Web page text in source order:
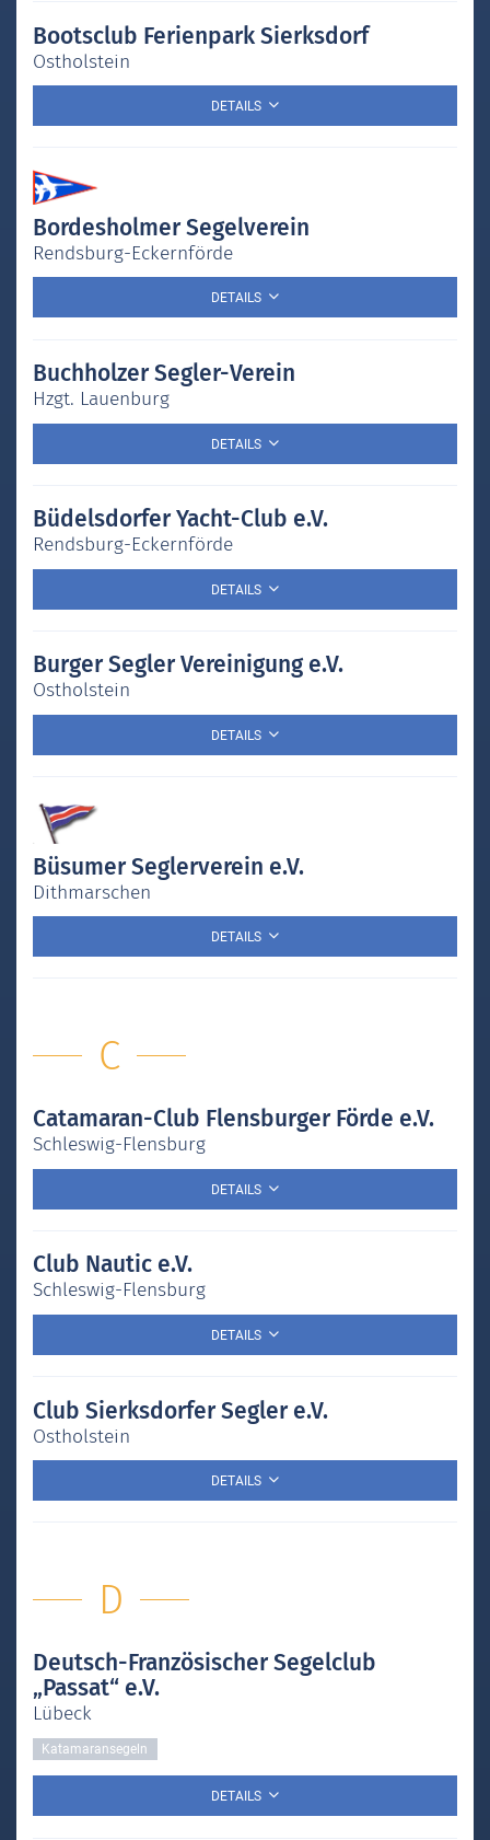
Bootsclub Ferienpark Sierksdorf
Ostholstein
DETAILS
Bordesholmer Segelverein
Rendsburg-Eckernförde
DETAILS
Buchholzer Segler-Verein
Hzgt. Lauenburg
DETAILS
Büdelsdorfer Yacht-Club e.V.
Rendsburg-Eckernförde
DETAILS
Burger Segler Vereinigung e.V.
Ostholstein
DETAILS
Büsumer Seglerverein e.V.
Dithmarschen
DETAILS
C
Catamaran-Club Flensburger Förde e.V.
Schleswig-Flensburg
DETAILS
Club Nautic e.V.
Schleswig-Flensburg
DETAILS
Club Sierksdorfer Segler e.V.
Ostholstein
DETAILS
D
Deutsch-Französischer Segelclub
„Passat“ e.V.
Lübeck
Katamaransegeln
DETAILS